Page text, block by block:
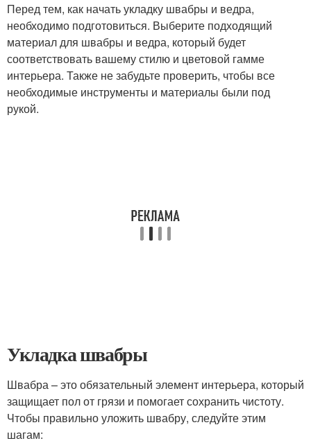
Перед тем, как начать укладку швабры и ведра,
необходимо подготовиться. Выберите подходящий
материал для швабры и ведра, который будет
соответствовать вашему стилю и цветовой гамме
интерьера. Также не забудьте проверить, чтобы все
необходимые инструменты и материалы были под
рукой.
Укладка швабры
Швабра – это обязательный элемент интерьера, который
защищает пол от грязи и помогает сохранить чистоту.
Чтобы правильно уложить швабру, следуйте этим
шагам: